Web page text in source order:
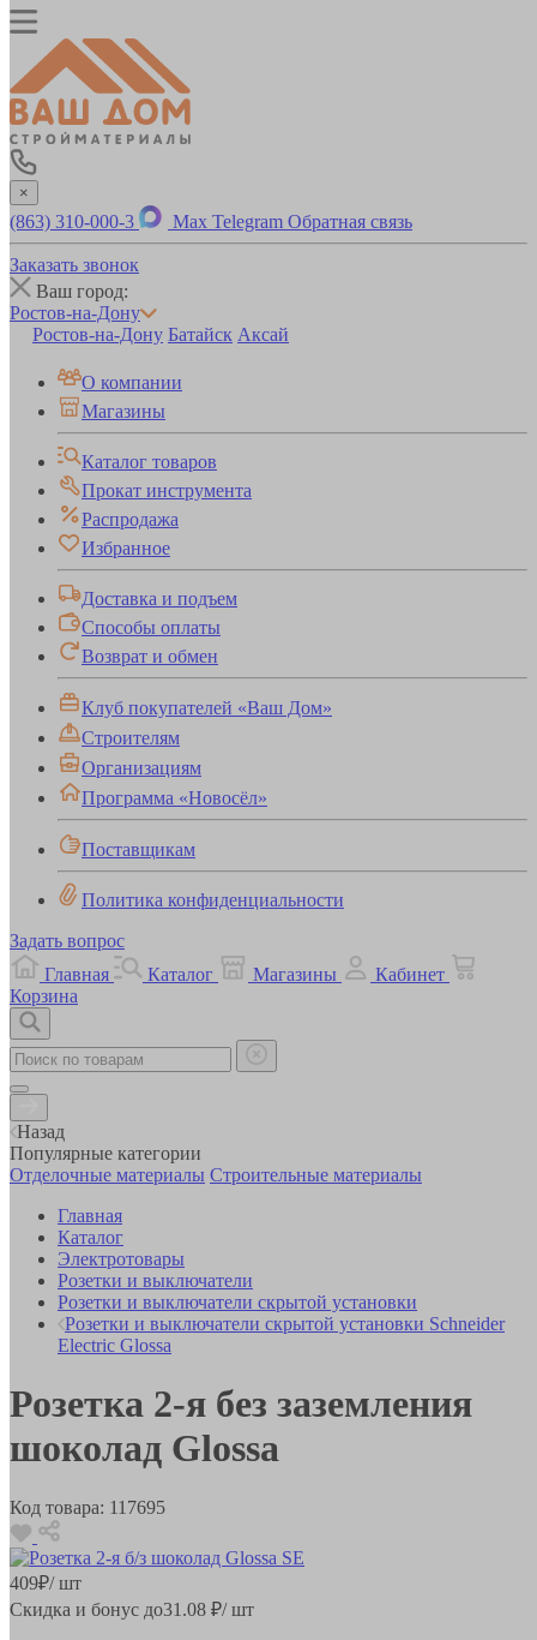
×
(863) 310-000-3 Max Telegram Обратная связь
Заказать звонок
Ваш город:
Ростов-на-Дону
Ростов-на-Дону Батайск Аксай
О компании
Магазины
Каталог товаров
Прокат инструмента
Распродажа
Избранное
Доставка и подъем
Способы оплаты
Возврат и обмен
Клуб покупателей «Ваш Дом»
Строителям
Организациям
Программа «Новосёл»
Поставщикам
Политика конфиденциальности
Задать вопрос
Главная
Каталог Магазины
Кабинет
Корзина
Назад
Популярные категории
Отделочные материалы Строительные материалы
Главная
Каталог
Электротовары
Розетки и выключатели
Розетки и выключатели скрытой установки
Розетки и выключатели скрытой установки Schneider
Electric Glossa
Розетка 2-я без заземления
шоколад Glossa
Код товара: 117695
409₽/ шт
Скидка и бонус до31.08 ₽/ шт